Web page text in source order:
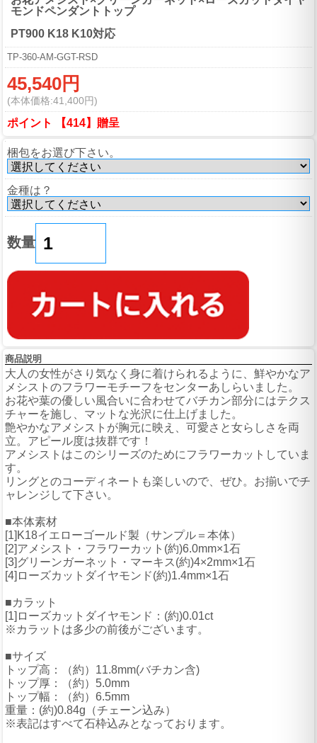
モンドペンダントトップ
PT900 K18 K10対応
TP-360-AM-GGT-RSD
45,540円
(本体価格:41,400円)
ポイント 【414】贈呈
梱包をお選び下さい。
金種は？
数量
商品説明
大人の女性がさり気なく身に着けられるように、鮮やかなア
メシストのフラワーモチーフをセンターあしらいました。
お花や葉の優しい風合いに合わせてバチカン部分にはテクス
チャーを施し、マットな光沢に仕上げました。
艶やかなアメシストが胸元に映え、可愛さと女らしさを両
立。アピール度は抜群です！
アメシストはこのシリーズのためにフラワーカットしていま
す。
リングとのコーディネートも楽しいので、ぜひ。お揃いでチ
ャレンジして下さい。
■本体素材
[1]K18イエローゴールド製（サンプル＝本体）
[2]アメシスト・フラワーカット(約)6.0mm×1石
[3]グリーンガーネット・マーキス(約)4×2mm×1石
[4]ローズカットダイヤモンド(約)1.4mm×1石
■カラット
[1]ローズカットダイヤモンド：(約)0.01ct
※カラットは多少の前後がございます。
■サイズ
トップ高：（約）11.8mm(バチカン含)
トップ厚：（約）5.0mm
トップ幅：（約）6.5mm
重量：(約)0.84g（チェーン込み）
※表記はすべて石枠込みとなっております。